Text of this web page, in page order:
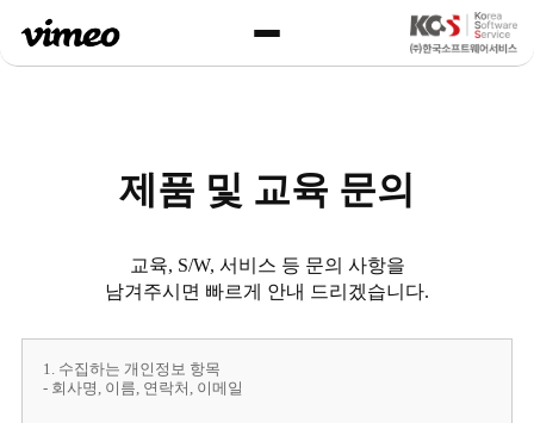
제품 및 교육 문의
교육, S/W, 서비스 등 문의 사항을
남겨주시면 빠르게 안내 드리겠습니다.
1. 수집하는 개인정보 항목
- 회사명, 이름, 연락처, 이메일